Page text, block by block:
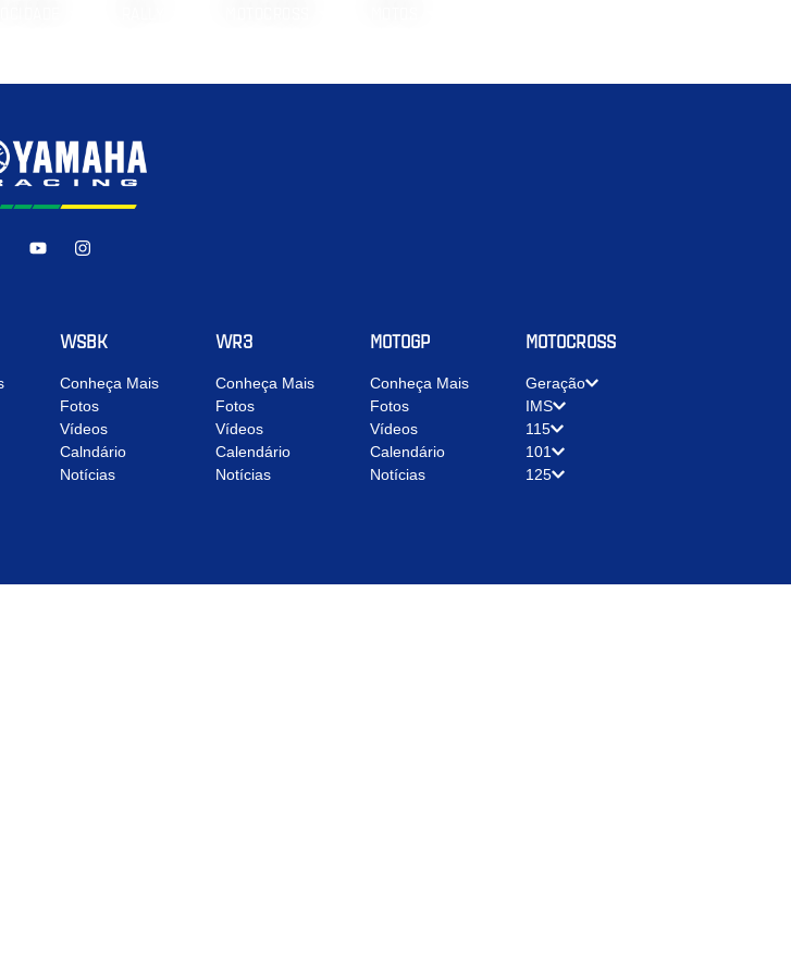
WSBK
Conheça Mais
Fotos
Vídeos
Calndário
Notícias
WR3
Conheça Mais
Fotos
Vídeos
Calendário
Notícias
MOTOGP
Conheça Mais
Fotos
Vídeos
Calendário
Notícias
MOTOCROSS
Geração
IMS
115
101
125